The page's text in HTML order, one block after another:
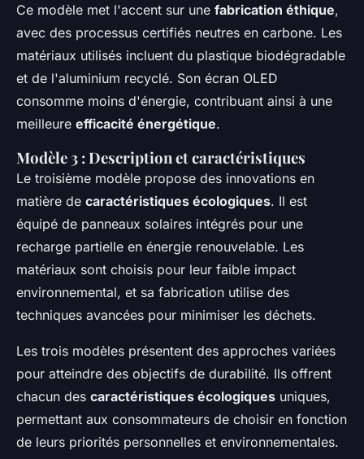
Ce modèle met l'accent sur une fabrication éthique,
avec des processus certifiés neutres en carbone. Les
matériaux utilisés incluent du plastique biodégradable
et de l'aluminium recyclé. Son écran OLED
consomme moins d'énergie, contribuant ainsi à une
meilleure efficacité énergétique.
Modèle 3 : Description et caractéristiques
Le troisième modèle propose des innovations en
matière de caractéristiques écologiques. Il est
équipé de panneaux solaires intégrés pour une
recharge partielle en énergie renouvelable. Les
matériaux sont choisis pour leur faible impact
environnemental, et sa fabrication utilise des
techniques avancées pour minimiser les déchets.
Les trois modèles présentent des approches variées
pour atteindre des objectifs de durabilité. Ils offrent
chacun des caractéristiques écologiques uniques,
permettant aux consommateurs de choisir en fonction
de leurs priorités personnelles et environnementales.